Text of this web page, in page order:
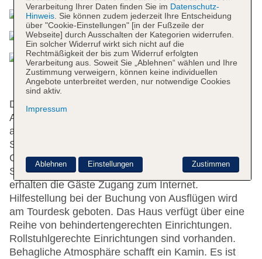
Das Hotel bietet 65 Zimmer und verfügt über einen
Aufzug. Englisch- und deutschsprachiges Personal
an der Rezeption im Empfangsbereich steht zur
Seite beim Ein- und Auschecken. Eine
Gepäckaufbewahrung und ein Safe stehen als
Serviceleistungen zur Verfügung. Per WLAN
erhalten die Gäste Zugang zum Internet.
Hilfestellung bei der Buchung von Ausflügen wird
am Tourdesk geboten. Das Haus verfügt über eine
Reihe von behindertengerechten Einrichtungen.
Rollstuhlgerechte Einrichtungen sind vorhanden.
Behagliche Atmosphäre schafft ein Kamin. Es ist
Verarbeitung Ihrer Daten finden Sie im Datenschutz-
Hinweis. Sie können zudem jederzeit Ihre Entscheidung
über "Cookie-Einstellungen" [in der Fußzeile der
Webseite] durch Ausschalten der Kategorien widerrufen.
Ein solcher Widerruf wirkt sich nicht auf die
Rechtmäßigkeit der bis zum Widerruf erfolgten
Verarbeitung aus. Soweit Sie „Ablehnen“ wählen und Ihre
Zustimmung verweigern, können keine individuellen
Angebote unterbreitet werden, nur notwendige Cookies
sind aktiv.
Impressum
Zustimmen
Ablehnen Einstellungen